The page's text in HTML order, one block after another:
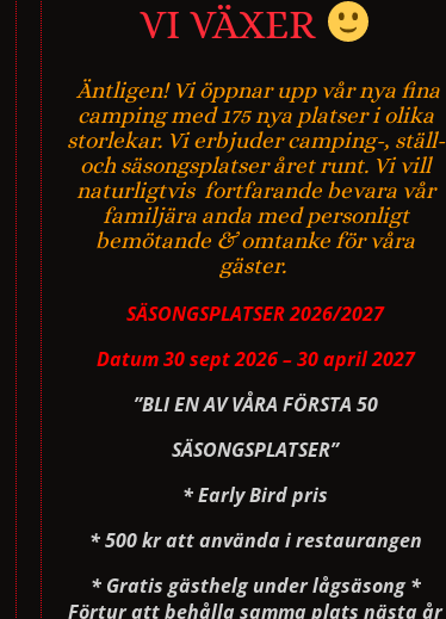
VI VÄXER
Äntligen! Vi öppnar upp vår nya fina
camping med 175 nya platser i olika
storlekar. Vi erbjuder camping-, ställ-
och säsongsplatser året runt. Vi vill
naturligtvis fortfarande bevara vår
familjära anda med personligt
bemötande & omtanke för våra
gäster.
SÄSONGSPLATSER2026/2027
Datum 30 sept 2026 – 30 april 2027
”BLI EN AV VÅRA FÖRSTA 50
SÄSONGSPLATSER”
* Early Bird pris
* 500 kr att använda i restaurangen
* Gratis gästhelg under lågsäsong *
Förtur att behålla samma plats nästa år